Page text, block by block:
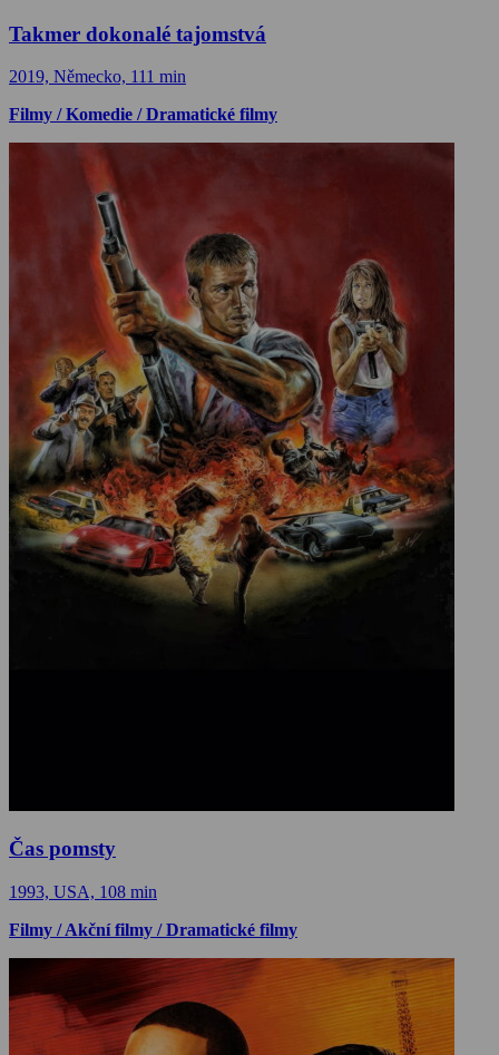
Takmer dokonalé tajomstvá
2019, Německo, 111 min
Filmy / Komedie / Dramatické filmy
Čas pomsty
1993, USA, 108 min
Filmy / Akční filmy / Dramatické filmy